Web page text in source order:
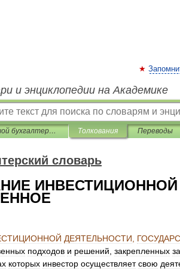
и энциклопедии на Академике
Большой бухгалтерский словарь Толкования Переводы
словарь
ДЕЯТЕЛЬНОСТИ
подходов и решений закрепленных
которых инвестор осуществляет свою